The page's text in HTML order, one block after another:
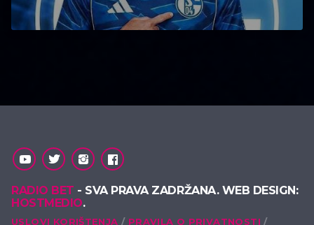
RADIO BET - SVA PRAVA ZADRŽANA. WEB DESIGN:
HOSTMEDIO.
USLOVI KORIŠTENJA PRAVILA O PRIVATNOSTI